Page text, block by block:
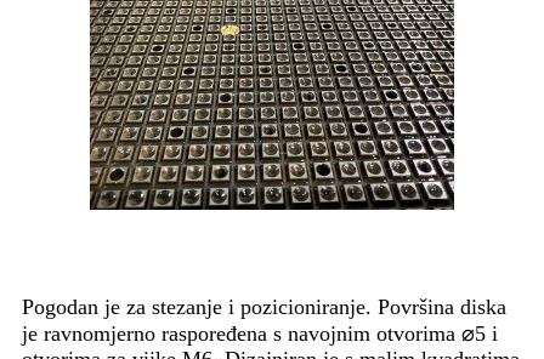
Pogodan je za stezanje i pozicioniranje. Površina diska
je ravnomjerno raspoređena s navojnim otvorima ⌀5 i